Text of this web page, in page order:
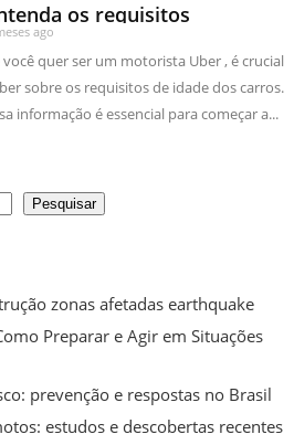
os requisitos
ago
você quer ser um motorista Uber , é crucial
sobre os requisitos de idade dos carros.
informação é essencial para começar a...
Pesquisar
zonas afetadas earthquake
Preparar e Agir em Situações
prevenção e respostas no Brasil
estudos e descobertas recentes